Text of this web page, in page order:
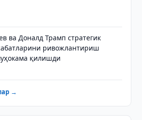
ва Доналд Трамп стратегик
ривожлантириш
қилишди
→